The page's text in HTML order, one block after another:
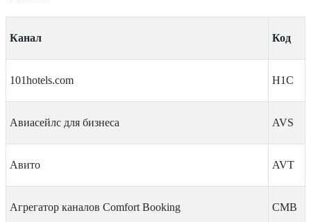
Канал Код
101hotels.com H1C
Авиасейлс для бизнеса AVS
Авито AVT
Агрегатор каналов Comfort Booking CMB